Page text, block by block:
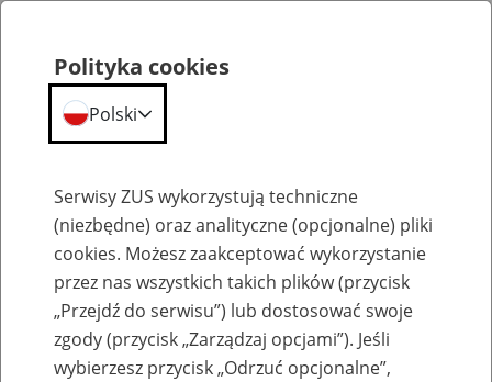
Szkolenia
Polityka cookies
Polski
Serwisy ZUS wykorzystują techniczne
(niezbędne) oraz analityczne (opcjonalne) pliki
cookies. Możesz zaakceptować wykorzystanie
przez nas wszystkich takich plików (przycisk
„Przejdź do serwisu”) lub dostosować swoje
zgody (przycisk „Zarządzaj opcjami”). Jeśli
wybierzesz przycisk „Odrzuć opcjonalne”,